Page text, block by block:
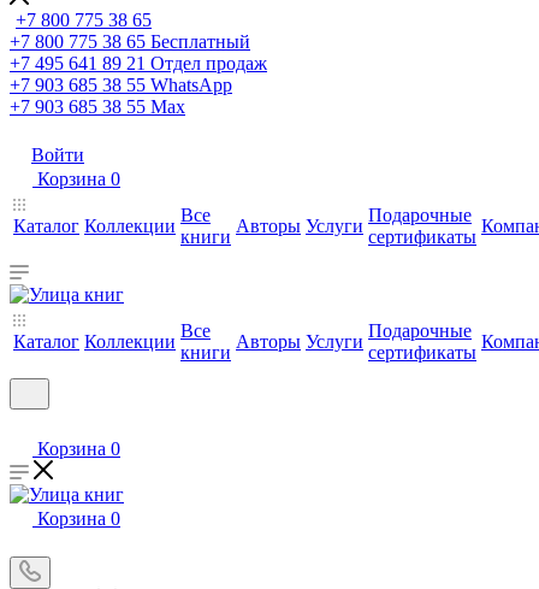
+7 800 775 38 65
+7 800 775 38 65 Бесплатный
+7 495 641 89 21 Отдел продаж
+7 903 685 38 55 WhatsApp
+7 903 685 38 55 Max
Войти
Корзина 0
Каталог Коллекции
Все
книги
Авторы Услуги
Подарочные
сертификаты
Каталог Коллекции
Все
книги
Авторы Услуги
Подарочные
сертификаты
Корзина 0
Корзина 0